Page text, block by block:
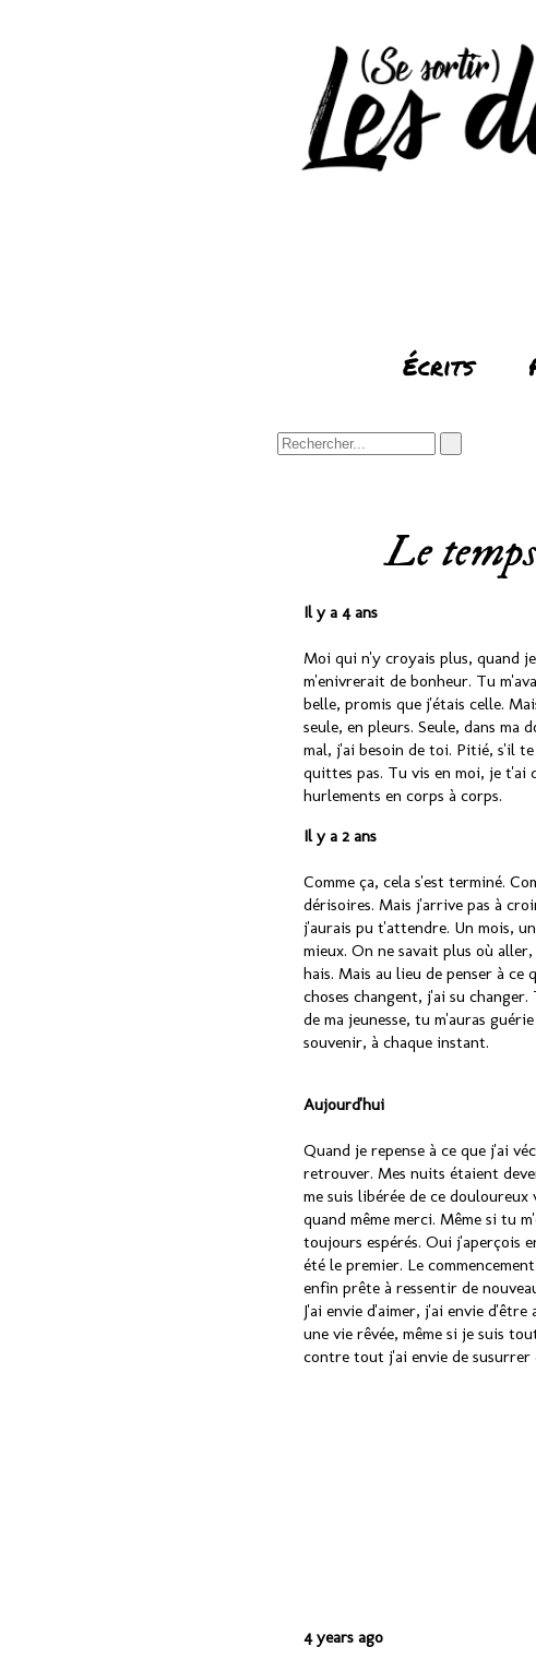
Écrits
Le
Il y a 4 ans
Moi qui n'y croyais plus, quand
m'enivrerait de bonheur. Tu
belle, promis que j'étais celle.
seule, en pleurs. Seule, dans ma
mal, j'ai besoin de toi. Pitié, s'il
quittes pas. Tu vis en moi, je t'ai
hurlements en corps à corps.
Il y a 2 ans
Comme ça, cela s'est terminé.
dérisoires. Mais j'arrive pas à
j'aurais pu t'attendre. Un mois,
mieux. On ne savait plus où aller,
hais. Mais au lieu de penser à ce
choses changent, j'ai su
de ma jeunesse, tu m'auras
souvenir, à chaque instant.
Aujourd'hui
Quand je repense à ce que j'ai
retrouver. Mes nuits étaient
me suis libérée de ce
quand même merci. Même si tu
toujours espérés. Oui j'aperçois
été le premier. Le
enfin prête à ressentir de
J'ai envie d'aimer, j'ai envie
une vie rêvée, même si je suis
contre tout j'ai envie de susurrer
4 years ago